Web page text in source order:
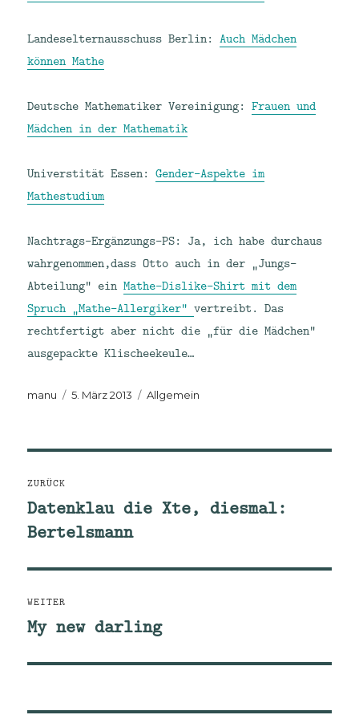
Landeselternausschuss Berlin:Auch Mädchen
können Mathe
Deutsche Mathematiker Vereinigung:Frauen und
Mädchen in der Mathematik
Universtität Essen:Gender-Aspekte im
Mathestudium
Nachtrags-Ergänzungs-PS: Ja, ich habe durchaus
wahrgenommen,dass Otto auch in der „Jungs-
Abteilung“ einMathe-Dislike-Shirt mit dem
Spruch „Mathe-Allergiker“vertreibt. Das
rechtfertigt aber nicht die „für die Mädchen“
ausgepackte Klischeekeule…
Autor
manu
Veröffentlicht
5. März 2013 Kategorien
Allgemein
ZURÜCK
Vorheriger
Beitrag:
Datenklau die Xte, diesmal:
Bertelsmann
WEITER
Nächster
My new darling